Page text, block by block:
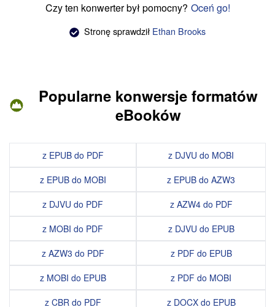
Czy ten konwerter był pomocny? Oceń go!
Stronę sprawdził Ethan Brooks
Popularne konwersje formatów
eBooków
z EPUB do PDF
z EPUB do MOBI
z DJVU do PDF
z MOBI do PDF
z AZW3 do PDF
z MOBI do EPUB
z CBR do PDF
z DJVU do MOBI
z EPUB do AZW3
z AZW4 do PDF
z DJVU do EPUB
z PDF do EPUB
z PDF do MOBI
z DOCX do EPUB